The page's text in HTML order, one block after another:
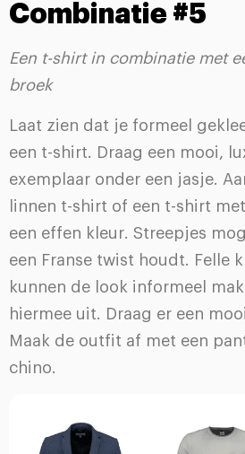
Combinatie #5
Een t-shirt in combinatie met
broek
Laat zien dat je formeel
een t-shirt. Draag een mooi,
exemplaar onder een jasje.
linnen t-shirt of een t-shirt
een effen kleur. Streepjes
een Franse twist houdt. Felle
kunnen de look informeel
hiermee uit. Draag er een
Maak de outfit af met een
chino.